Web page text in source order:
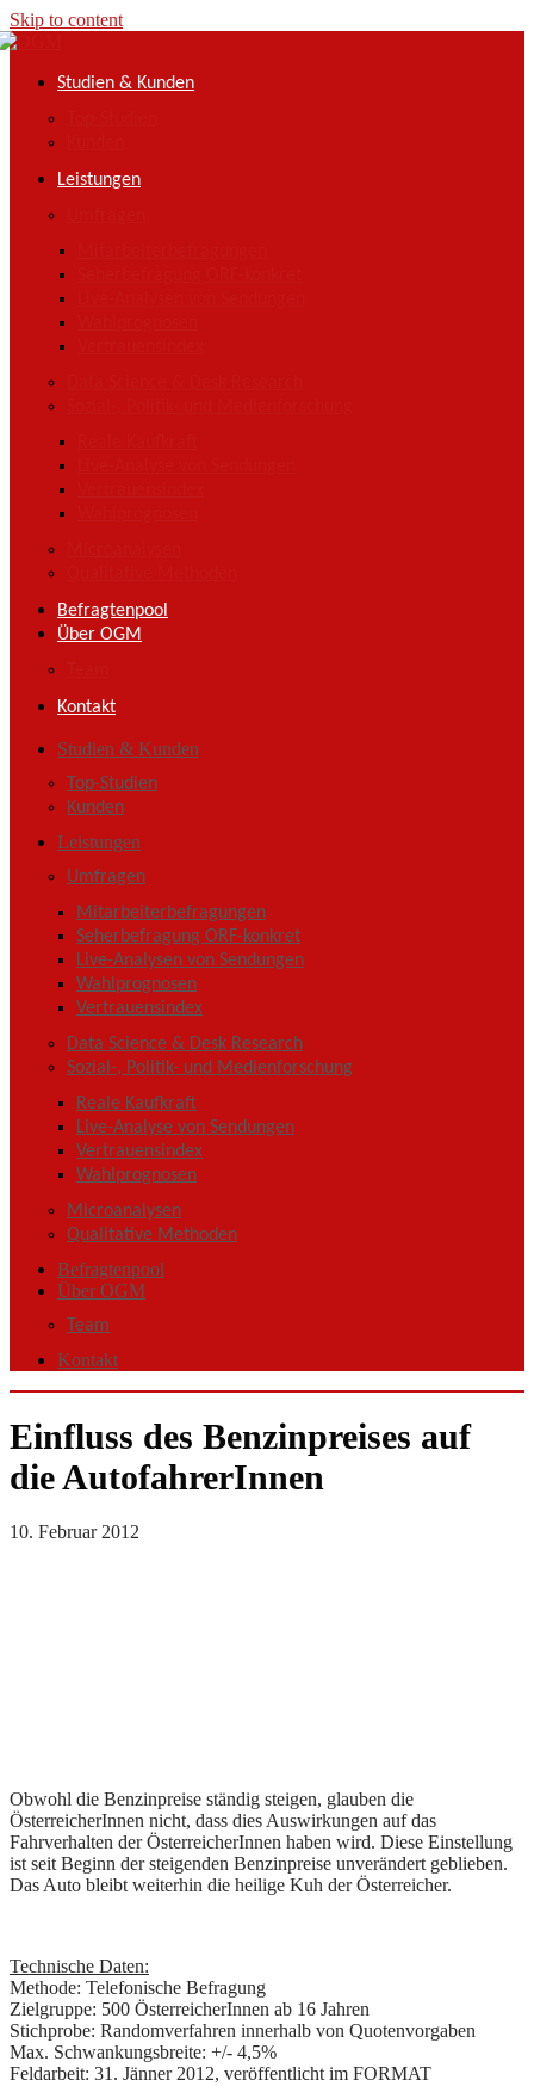
Skip to content
Studien & Kunden
Leistungen
Befragtenpool
Über OGM
Kontakt
Studien & Kunden
Top-Studien
Kunden
Leistungen
Umfragen
Mitarbeiterbefragungen
Seherbefragung ORF-konkret
Live-Analysen von Sendungen
Wahlprognosen
Vertrauensindex
Data Science & Desk Research
Sozial-, Politik- und Medienforschung
Reale Kaufkraft
Live-Analyse von Sendungen
Vertrauensindex
Wahlprognosen
Microanalysen
Qualitative Methoden
Befragtenpool
Über OGM
Team
Kontakt
Einfluss des Benzinpreises auf
die AutofahrerInnen
10. Februar 2012
Obwohl die Benzinpreise ständig steigen, glauben die
ÖsterreicherInnen nicht, dass dies Auswirkungen auf das
Fahrverhalten der ÖsterreicherInnen haben wird. Diese Einstellung
ist seit Beginn der steigenden Benzinpreise unverändert geblieben.
Das Auto bleibt weiterhin die heilige Kuh der Österreicher.
Technische Daten:
Methode: Telefonische Befragung
Zielgruppe: 500 ÖsterreicherInnen ab 16 Jahren
Stichprobe: Randomverfahren innerhalb von Quotenvorgaben
Max. Schwankungsbreite: +/- 4,5%
Feldarbeit: 31. Jänner 2012, veröffentlicht im FORMAT